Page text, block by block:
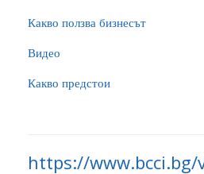
Какво ползва бизнесът
Видео
Какво предстои
https://www.bcci.bg/